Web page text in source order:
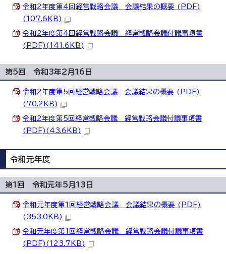
令和2年度第4回経営戦略会議 会議結果の概要 (PDF)
(107.6KB)
令和2年度第4回経営戦略会議 経営戦略会議付議事項書
(PDF)(141.6KB)
第5回 令和3年2月16日
令和2年度第5回経営戦略会議 会議結果の概要 (PDF)
(70.2KB)
令和2年度第5回経営戦略会議 経営戦略会議付議事項書
(PDF)(43.6KB)
令和元年度
第1回 令和元年5月13日
令和元年度第1回経営戦略会議 会議結果の概要 (PDF)
(353.0KB)
令和元年度第1回経営戦略会議 経営戦略会議付議事項書
(PDF)(123.7KB)